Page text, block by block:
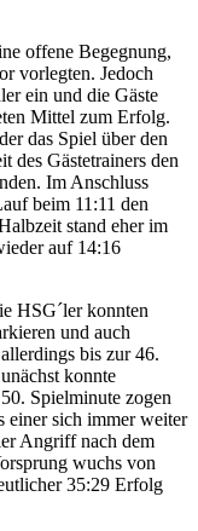
offene Begegnung,
vorlegten. Jedoch
ein und die Gäste
Mittel zum Erfolg.
das Spiel über den
des Gästetrainers den
Im Anschluss
beim 11:11 den
stand eher im
auf 14:16
HSG´ler konnten
und auch
bis zur 46.
konnte
Spielminute zogen
einer sich immer weiter
Angriff nach dem
wuchs von
35:29 Erfolg